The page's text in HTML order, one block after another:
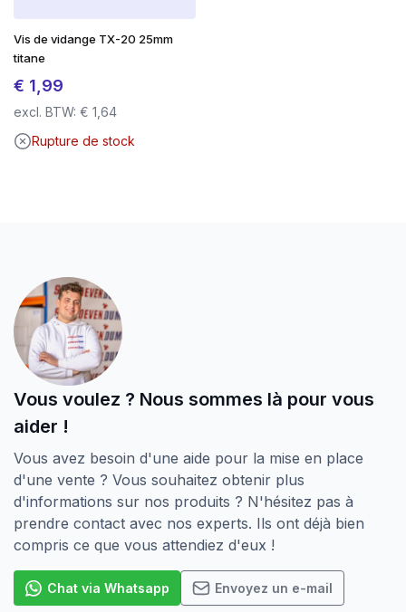
Entraînement TX avec prise ferme (TX-20
Revêtement auto-cicatrisant
d’endommagement
Vis de vidange TX-20 25mm
titane
€ 1,99
excl. BTW: € 1,64
Rupture de stock
Vous voulez ? Nous sommes là pour vous
aider !
Vous avez besoin d'une aide pour la mise en place
d'une vente ? Vous souhaitez obtenir plus
d'informations sur nos produits ? N'hésitez pas à
prendre contact avec nos experts. Ils ont déjà bien
compris ce que vous attendiez d'eux !
Chat via Whatsapp Envoyez un e-mail